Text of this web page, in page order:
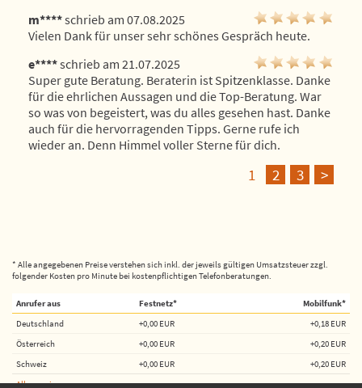
m****schrieb am 07.08.2025
Vielen Dank für unser sehr schönes Gespräch heute.
e****schrieb am 21.07.2025
Super gute Beratung. Beraterin ist Spitzenklasse. Danke
für die ehrlichen Aussagen und die Top-Beratung. War
so was von begeistert, was du alles gesehen hast. Danke
auch für die hervorragenden Tipps. Gerne rufe ich
wieder an. Denn Himmel voller Sterne für dich.
1 2 3 >
* Alle angegebenen Preise verstehen sich inkl. der jeweils gültigen Umsatzsteuer zzgl.
folgender Kosten pro Minute bei kostenpflichtigen Telefonberatungen.
Anrufer aus Festnetz*
Mobilfunk*
Deutschland
+0,00 EUR
+0,18 EUR
Österreich
+0,00 EUR
+0,20 EUR
Schweiz
+0,00 EUR
+0,20 EUR
Alle anzeigen